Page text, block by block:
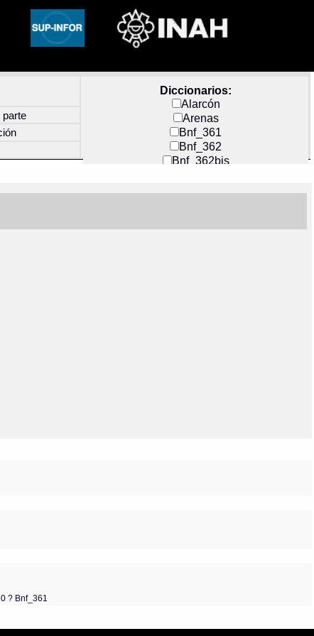
Diccionarios:
Alarcón
Arenas
Bnf_361
Bnf_362
Bnf_362bis
Docs_México
parte
? Bnf_361